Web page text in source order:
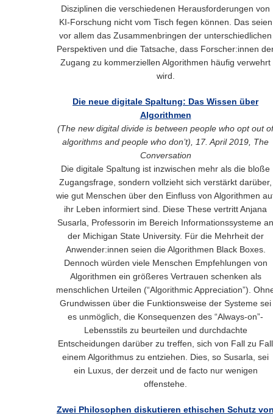
Disziplinen die verschiedenen Herausforderungen von
KI-Forschung nicht vom Tisch fegen können. Das seien
vor allem das Zusammenbringen der unterschiedlichen
Perspektiven und die Tatsache, dass Forscher:innen
Zugang zu kommerziellen Algorithmen häufig verwehrt
wird.
Die neue digitale Spaltung: Das Wissen über
Algorithmen
(The new digital divide is between people who opt out of
algorithms and people who don’t), 17. April 2019, The
Conversation
Die digitale Spaltung ist inzwischen mehr als die bloße
Zugangsfrage, sondern vollzieht sich verstärkt darüber,
wie gut Menschen über den Einfluss von Algorithmen
ihr Leben informiert sind. Diese These vertritt Anjana
Susarla, Professorin im Bereich Informationssysteme an
der Michigan State University. Für die Mehrheit der
Anwender:innen seien die Algorithmen Black Boxes.
Dennoch würden viele Menschen Empfehlungen von
Algorithmen ein größeres Vertrauen schenken als
menschlichen Urteilen (“Algorithmic Appreciation”).
Grundwissen über die Funktionsweise der Systeme sei
es unmöglich, die Konsequenzen des “Always-on”-
Lebensstils zu beurteilen und durchdachte
Entscheidungen darüber zu treffen, sich von Fall zu Fall
einem Algorithmus zu entziehen. Dies, so Susarla, sei
ein Luxus, der derzeit und de facto nur wenigen
offenstehe.
Zwei Philosophen diskutieren ethischen Schutz